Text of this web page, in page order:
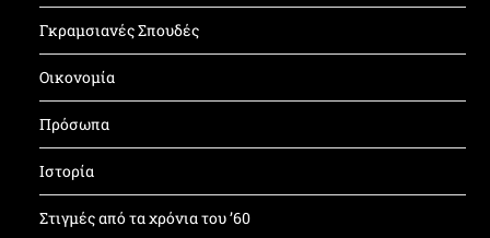
Γκραμσιανές Σπουδές
Οικονομία
Πρόσωπα
Ιστορία
Στιγμές από τα χρόνια του ’60